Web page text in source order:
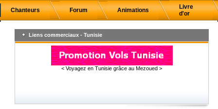
Chanteurs Forum Animations
Livre
d'or
Liens commerciaux - Tunisie
< Voyagez en Tunisie grâce au Mezoued >